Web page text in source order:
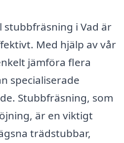
i Vad är
Med hjälp av vår
jämföra flera
specialiserade
Stubbfräsning, som
är en viktigt
trädstubbar,